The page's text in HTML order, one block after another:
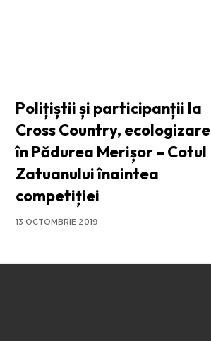
Polițiștii și participanții la
Cross Country, ecologizare
în Pădurea Merișor – Cotul
Zatuanului înaintea
competiției
13 OCTOMBRIE 2019